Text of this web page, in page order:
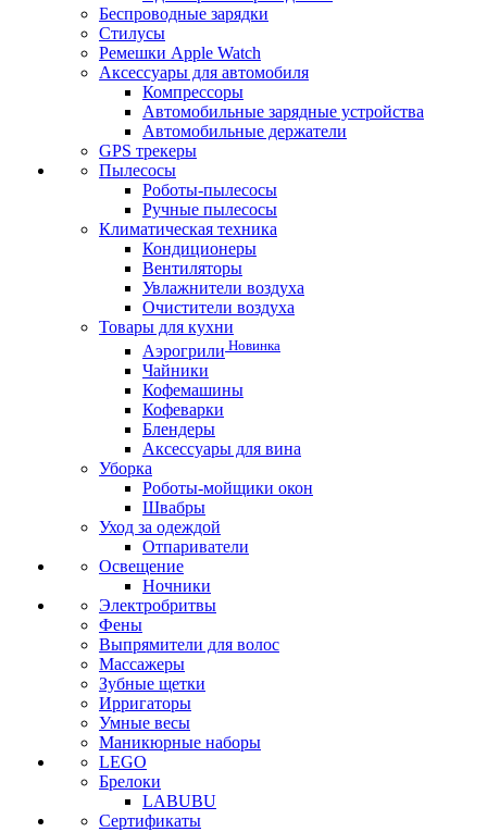
Беспроводные зарядки
Стилусы
Ремешки Apple Watch
Аксессуары для автомобиля
Компрессоры
Автомобильные зарядные устройства
Автомобильные держатели
GPS трекеры
Пылесосы
Роботы-пылесосы
Ручные пылесосы
Климатическая техника
Кондиционеры
Вентиляторы
Увлажнители воздуха
Очистители воздуха
Товары для кухни
Аэрогрили Новинка
Чайники
Кофемашины
Кофеварки
Блендеры
Аксессуары для вина
Уборка
Роботы-мойщики окон
Швабры
Уход за одеждой
Отпариватели
Освещение
Ночники
Электробритвы
Фены
Выпрямители для волос
Массажеры
Зубные щетки
Ирригаторы
Умные весы
Маникюрные наборы
LEGO
Брелоки
LABUBU
Сертификаты